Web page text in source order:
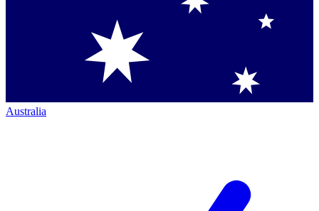
Australia